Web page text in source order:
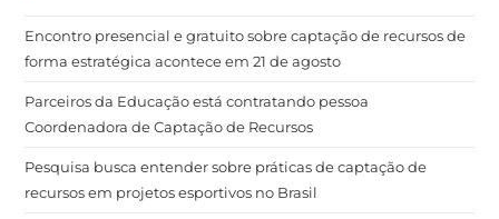
Encontro presencial e gratuito sobre captação de recursos de
forma estratégica acontece em 21 de agosto
Parceiros da Educação está contratando pessoa
Coordenadora de Captação de Recursos
Pesquisa busca entender sobre práticas de captação de
recursos em projetos esportivos no Brasil